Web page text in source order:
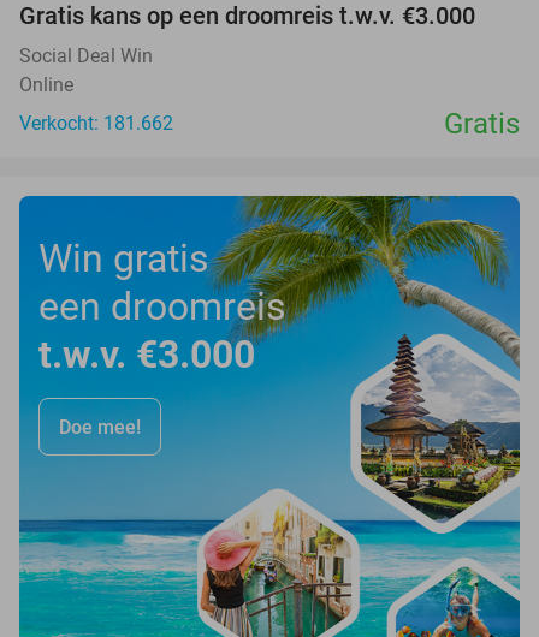
Gratis kans op een droomreis t.w.v. €3.000
Social Deal Win
Online
Verkocht: 181.662
Gratis
Win gratis
een droomreis
t.w.v. €3.000
Doe mee!